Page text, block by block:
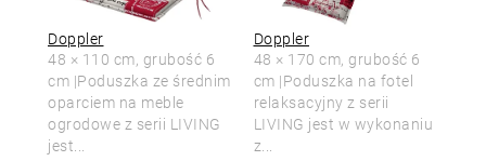
Doppler
48 × 110 cm, grubość 6
cm |Poduszka ze średnim
oparciem na meble
ogrodowe z serii LIVING
jest...
Doppler
48 × 170 cm, grubość 6
cm |Poduszka na fotel
relaksacyjny z serii
LIVING jest w wykonaniu
z...